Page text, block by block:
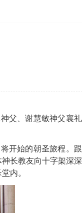
父、谢慧敏神父襄礼
开始的朝圣旅程。
长教友向十字架深
内。